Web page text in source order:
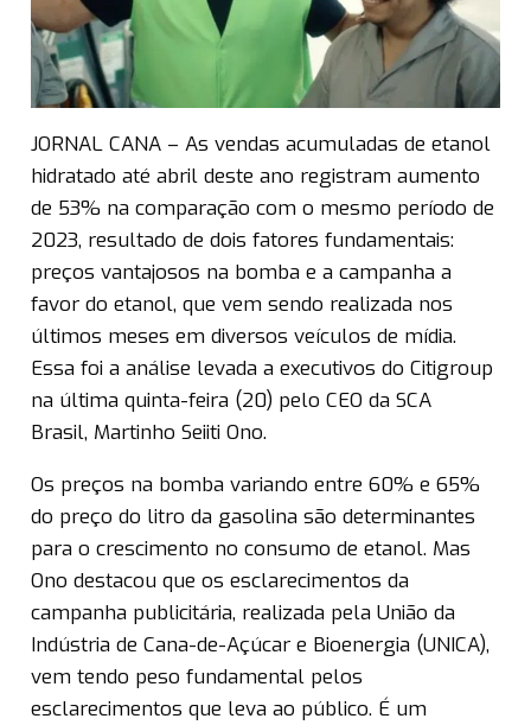
JORNAL CANA – As vendas acumuladas de etanol
hidratado até abril deste ano registram aumento
de 53% na comparação com o mesmo período de
2023, resultado de dois fatores fundamentais:
preços vantajosos na bomba e a campanha a
favor do etanol, que vem sendo realizada nos
últimos meses em diversos veículos de mídia.
Essa foi a análise levada a executivos do Citigroup
na última quinta-feira (20) pelo CEO da SCA
Brasil, Martinho Seiiti Ono.
Os preços na bomba variando entre 60% e 65%
do preço do litro da gasolina são determinantes
para o crescimento no consumo de etanol. Mas
Ono destacou que os esclarecimentos da
campanha publicitária, realizada pela União da
Indústria de Cana-de-Açúcar e Bioenergia (UNICA),
vem tendo peso fundamental pelos
esclarecimentos que leva ao público. É um